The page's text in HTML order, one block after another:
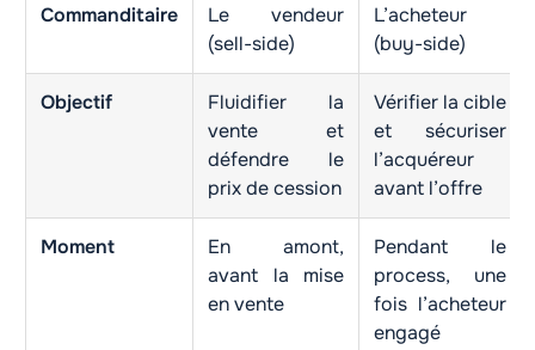
Commanditaire
Le vendeur
(sell-side)
L’acheteur
(buy-side)
Objectif
Fluidifier la
vente et
défendre le
prix de cession
Vérifier la cible
et sécuriser
l’acquéreur
avant l’offre
Moment
En amont,
avant la mise
en vente
Pendant le
process, une
fois l’acheteur
engagé